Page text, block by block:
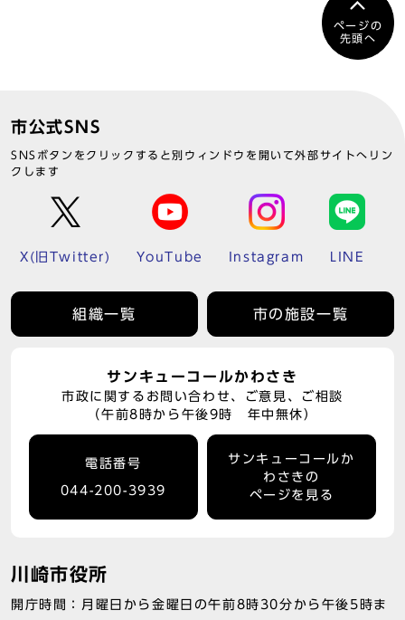
ページの
先頭へ
市公式SNS
SNSボタンをクリックすると別ウィンドウを開いて外部サイトへリン
クします
X(旧Twitter) YouTube Instagram LINE
組織一覧 市の施設一覧
サンキューコールかわさき
市政に関するお問い合わせ、ご意見、ご相談
（午前8時から午後9時 年中無休）
電話番号
044-200-3939
サンキューコールか
わさきの
ページを見る
川崎市役所
開庁時間：月曜日から金曜日の午前8時30分から午後5時ま